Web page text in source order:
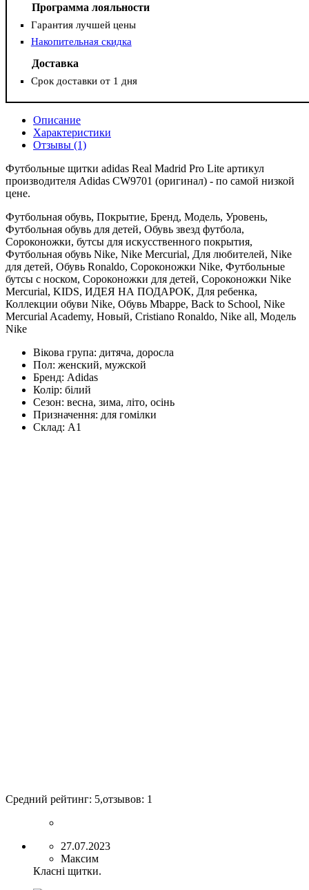
Программа лояльности
Гарантия лучшей цены
Накопительная скидка
Доставка
Срок доставки от 1 дня
Описание
Характеристики
Отзывы (1)
Футбольные щитки adidas Real Madrid Pro Lite артикул
производителя Adidas CW9701 (оригинал) - по самой низкой
цене.
Футбольная обувь, Покрытие, Бренд, Модель, Уровень,
Футбольная обувь для детей, Обувь звезд футбола,
Сороконожки, бутсы для искусственного покрытия,
Футбольная обувь Nike, Nike Mercurial, Для любителей, Nike
для детей, Обувь Ronaldo, Сороконожки Nike, Футбольные
бутсы с носком, Сороконожки для детей, Сороконожки Nike
Mercurial, KIDS, ИДЕЯ НА ПОДАРОК, Для ребенка,
Коллекции обуви Nike, Обувь Mbappe, Back to School, Nike
Mercurial Academy, Новый, Cristiano Ronaldo, Nike all, Модель
Nike
Вікова група: дитяча, доросла
Пол: женский, мужской
Бренд: Adidas
Колір: білий
Сезон: весна, зима, літо, осінь
Призначення: для гомілки
Склад: А1
Средний рейтинг: 5,отзывов: 1
27.07.2023
Максим
Класні щитки.